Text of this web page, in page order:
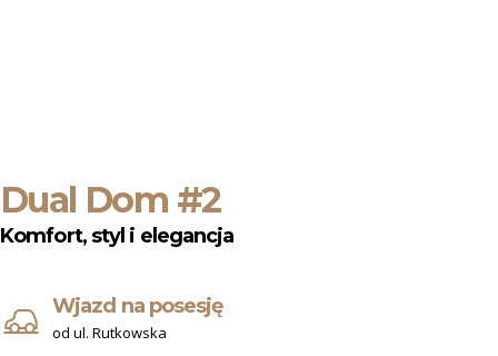
Dual Dom #2
Komfort, styl i elegancja
Wjazd na posesję
od ul. Rutkowska